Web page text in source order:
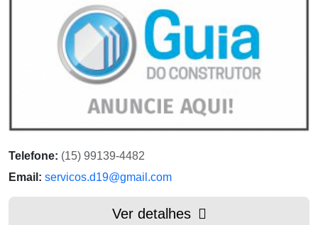
Telefone: (15) 99139-4482
Email: servicos.d19@gmail.com
Ver detalhes